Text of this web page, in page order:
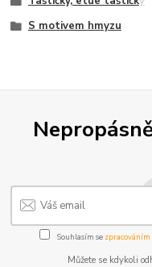
S motivem hmyzu
Souhlasím se
Můžete se kdykoli